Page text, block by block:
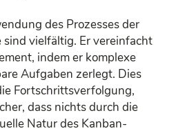
des Prozesses der
sind vielfältig. Er vereinfacht
indem er komplexe
Aufgaben zerlegt. Dies
Fortschrittsverfolgung,
dass nichts durch die
Natur des Kanban-